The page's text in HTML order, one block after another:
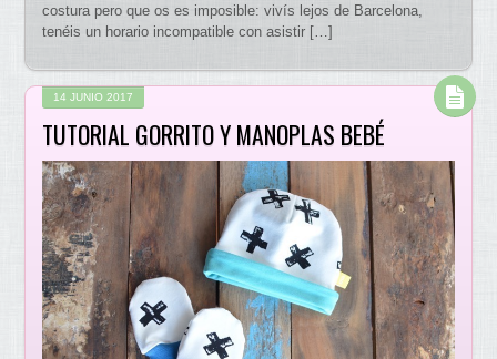
costura pero que os es imposible: vivís lejos de Barcelona,
tenéis un horario incompatible con asistir […]
14 JUNIO 2017
TUTORIAL GORRITO Y MANOPLAS BEBÉ